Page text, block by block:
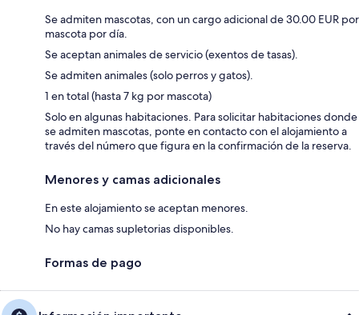
Se admiten mascotas, con un cargo adicional de 30.00 EUR por
mascota por día.
Se aceptan animales de servicio (exentos de tasas).
Se admiten animales (solo perros y gatos).
1 en total (hasta 7 kg por mascota)
Solo en algunas habitaciones. Para solicitar habitaciones donde
se admiten mascotas, ponte en contacto con el alojamiento a
través del número que figura en la confirmación de la reserva.
Menores y camas adicionales
En este alojamiento se aceptan menores.
No hay camas supletorias disponibles.
Formas de pago